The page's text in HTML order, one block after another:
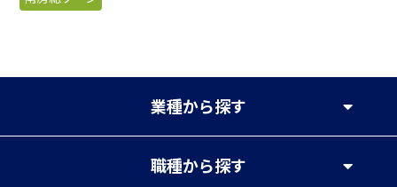
業種から探す
職種から探す